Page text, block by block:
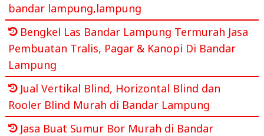
bandar lampung,lampung
Bengkel Las Bandar Lampung Termurah Jasa
Pembuatan Tralis, Pagar & Kanopi Di Bandar
Lampung
Jual Vertikal Blind, Horizontal Blind dan
Rooler Blind Murah di Bandar Lampung
Jasa Buat Sumur Bor Murah di Bandar